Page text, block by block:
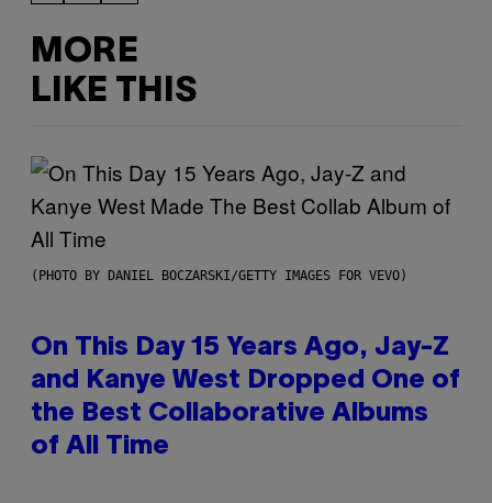
MORE
LIKE THIS
(PHOTO BY DANIEL BOCZARSKI/GETTY IMAGES FOR VEVO)
On This Day 15 Years Ago, Jay-Z
and Kanye West Dropped One of
the Best Collaborative Albums
of All Time